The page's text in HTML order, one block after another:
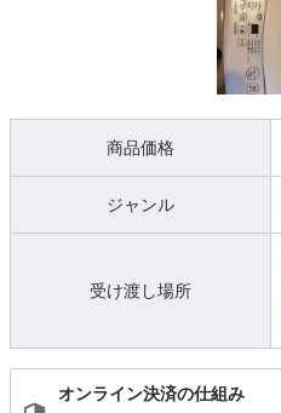
商品価格
ジャンル
受け渡し場所
オンライン決済の仕組み